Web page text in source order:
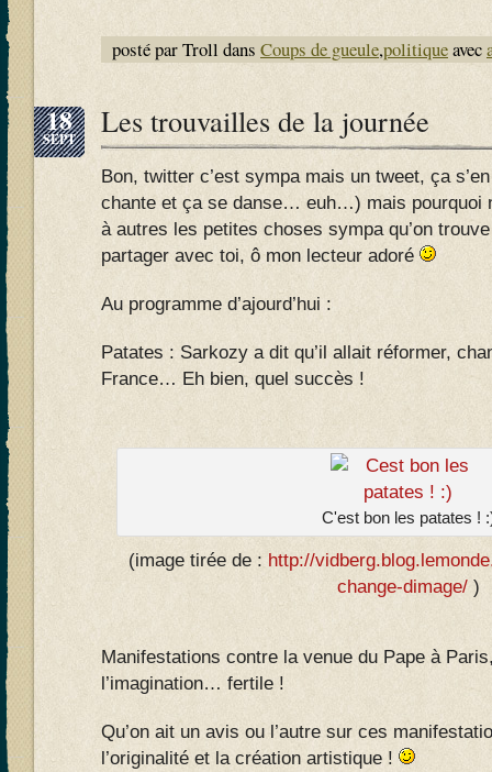
posté par Troll dans Coups de gueule,politiqueavec
18
SEPT Les trouvailles de la journée
Bon, twitter c’est sympa mais un tweet, ça
chante et ça se danse… euh…) mais pourquoi
à autres les petites choses sympa qu’on
partager avec toi, ô mon lecteur adoré
Au programme d’ajourd’hui :
Patates : Sarkozy a dit qu’il allait réformer,
France… Eh bien, quel succès !
C'est bon les patates !
(image tirée de : http://
change-dimage/ )
Manifestations contre la venue du Pape à
l’imagination… fertile !
Qu’on ait un avis ou l’autre sur ces
l’originalité et la création artistique !